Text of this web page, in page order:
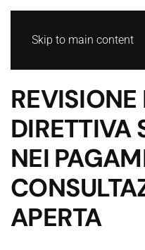
Skip to main content
DIRETTIVA
NEI
APERTA